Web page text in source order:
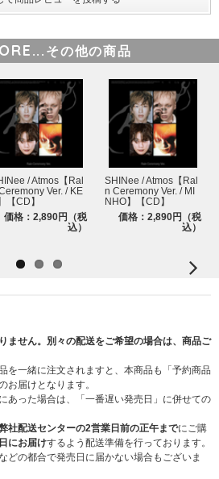
ム1種)
(1種)
ム1種)
ム1種)
り変更になる場合がございます。あらかじめ
その他の商品
/ Atmos【Ral
Ver. / KE
【CD】
価格：2,890円（税
込）
SHINee / Atmos【Ral
n Ceremony Ver. / MI
NHO】【CD】
価格：2,890円（税
込）
ません。別々の配送をご希望の場合は、商品ご
を一緒に注文されますと、本商品も「予約商品
お届けとなります。
あった場合は、「一番遅い発売日」に併せての
社配送センターの2営業日前の正午までにご購
にお届けするよう配送準備を行っております。
どの都合で発売日に届かない場合もございま